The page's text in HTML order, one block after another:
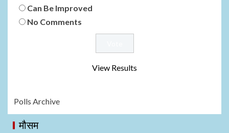
Can Be Improved
No Comments
View Results
Polls Archive
मौसम